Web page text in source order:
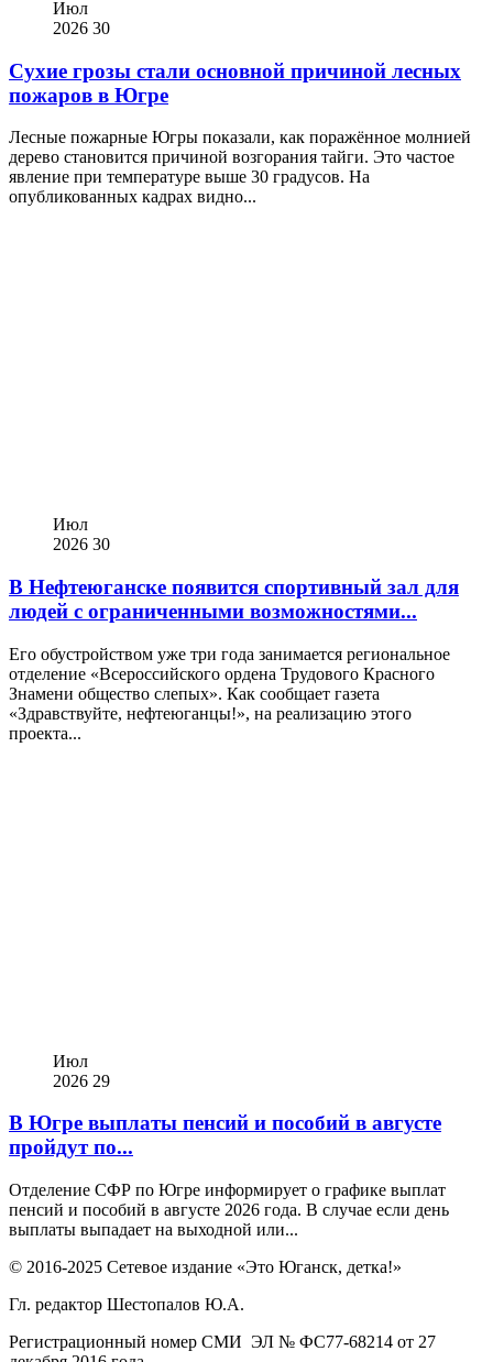
Июл
2026 30
Сухие грозы стали основной причиной лесных
пожаров в Югре
Лесные пожарные Югры показали, как поражённое молнией
дерево становится причиной возгорания тайги. Это частое
явление при температуре выше 30 градусов. На
опубликованных кадрах видно...
Июл
2026 30
В Нефтеюганске появится спортивный зал для
людей с ограниченными возможностями...
Его обустройством уже три года занимается региональное
отделение «Всероссийского ордена Трудового Красного
Знамени общество слепых». Как сообщает газета
«Здравствуйте, нефтеюганцы!», на реализацию этого
проекта...
Июл
2026 29
В Югре выплаты пенсий и пособий в августе
пройдут по...
Отделение СФР по Югре информирует о графике выплат
пенсий и пособий в августе 2026 года. В случае если день
выплаты выпадает на выходной или...
© 2016-2025 Сетевое издание «Это Юганск, детка!»
Гл. редактор Шестопалов Ю.А.
Регистрационный номер СМИ ЭЛ № ФС77-68214 от 27